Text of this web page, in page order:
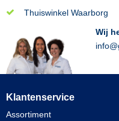
Thuiswinkel Waarborg
Wij
Klantenservice
Assortiment